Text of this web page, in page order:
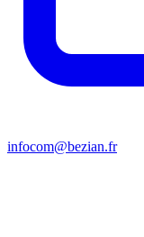
infocom@bezian.fr